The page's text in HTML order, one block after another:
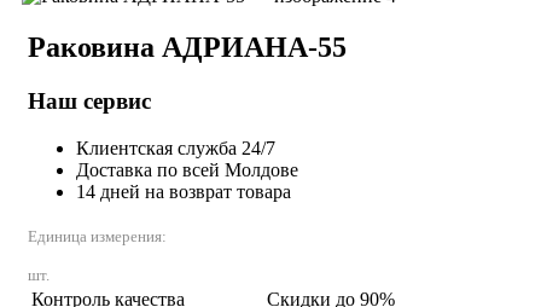
Раковина АДРИАНА-55
Наш сервис
Клиентская служба 24/7
Доставка по всей Молдове
14 дней на возврат товара
Единица измерения:
шт.
Контроль качества Скидки до 90%